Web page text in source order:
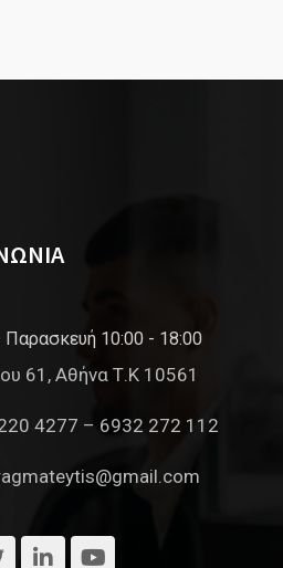
Παρασκευή 10:00 - 18:00
61, Αθήνα Τ.Κ 10561
4277 – 6932 272 112